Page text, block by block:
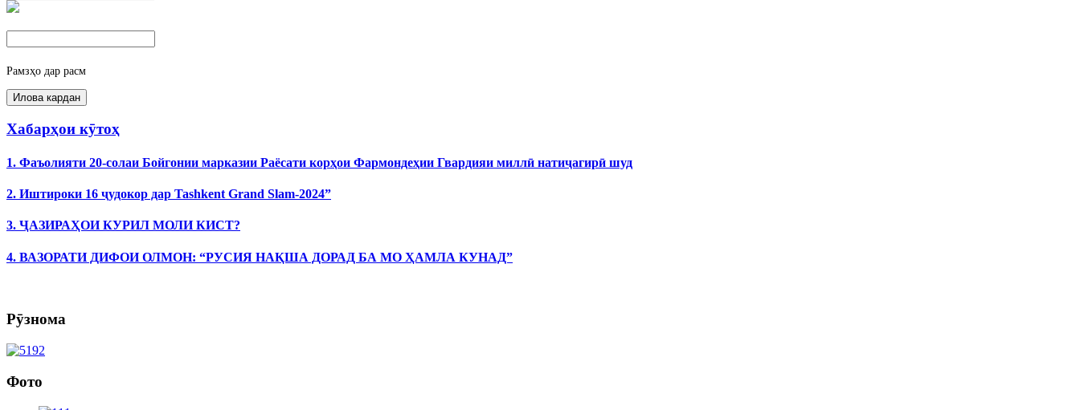
Рамзҳо дар расм
Хабарҳои кӯтоҳ
1. Фаъолияти 20-солаи Бойгонии марказии Раёсати корҳои Фармондеҳии Гвардияи миллӣ натиҷагирӣ шуд
2. Иштироки 16 ҷудокор дар Tashkent Grand Slam-2024”
3. ҶАЗИРАҲОИ КУРИЛ МОЛИ КИСТ?
4. ВАЗОРАТИ ДИФОИ ОЛМОН: “РУСИЯ НАҚША ДОРАД БА МО ҲАМЛА КУНАД”
Рӯзнома
Фото